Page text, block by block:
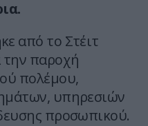
από το Στέιτ
την παροχή
πολέμου,
υπηρεσιών
προσωπικού.